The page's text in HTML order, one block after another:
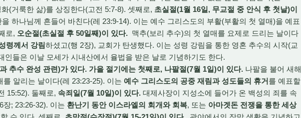
(거룩한 삶)를 상징한다(고전 5:7-8). 셋째로, 초실절(1월 16일, 무교절 중 안식 후 첫날)이
하나님께 흔들어 바친다(레 23:9-14). 이는 예수 그리스도의 부활(부활의 첫 열매)을 예표
로, 오순절(초실절 후 50일째)이 있다. 맥추(보리 추수)의 첫 열매를 요제로 드리는 날이다
령께서 강림하셨고(행 2장), 교회가 탄생했다. 이는 성령 강림을 통한 영혼 추수의 시작(교
인들은 이날 모세가 시내산에서 율법을 받은 날로 기념하기도 한다.
추수 완성 관련)가 있다. 가을 절기에는 첫째로, 나팔절(7월 1일)이 있다. 나팔을 불어 새해
알리는 날이다(레 23:23-25). 이는 예수 그리스도의 공중 재림과 성도들의 휴거를 예표할
15:52). 둘째로, 속죄일(7월 10일)이 있다. 대제사장이 지성소에 들어가 온 백성의 죄를 속
; 23:26-32). 이는 환난기 동안 이스라엘의 회개와 회복, 또는 아마겟돈 전쟁을 통한 세상